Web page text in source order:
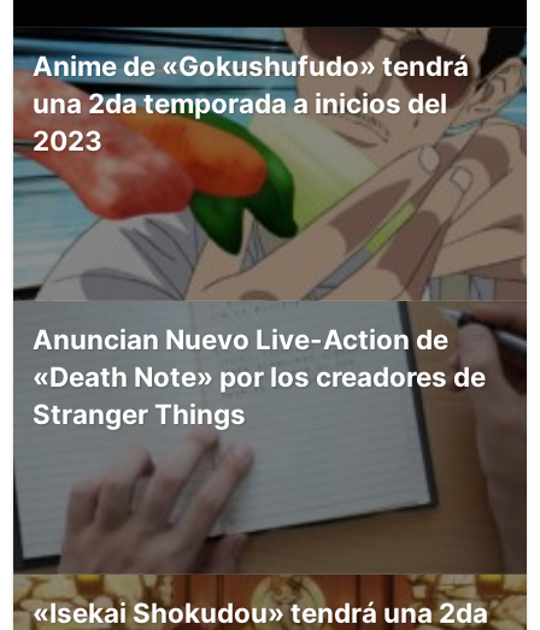
Anime de «Gokushufudo» tendrá
una 2da temporada a inicios del
2023
Anuncian Nuevo Live-Action de
«Death Note» por los creadores de
Stranger Things
«Isekai Shokudou» tendrá una 2da